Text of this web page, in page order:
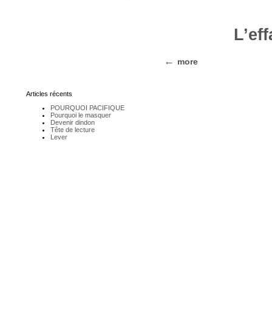
more
Articles récents
POURQUOI PACIFIQUE
Pourquoi le masquer
Devenir dindon
Tête de lecture
Lever